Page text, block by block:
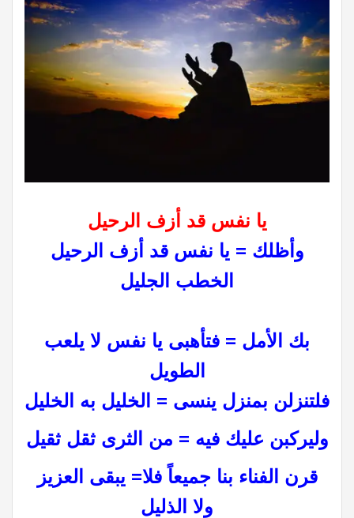
يا نفس قد أزف الرحيل
يا نفس قد أزف الرحيل = وأظلك
الخطب الجليل
فتأهبى يا نفس لا يلعب = بك الأمل
الطويل
فلتنزلن بمنزل ينسى = الخليل به الخليل
وليركبن عليك فيه = من الثرى ثقل ثقيل
قرن الفناء بنا جميعاً فلا= يبقى العزيز
ولا الذليل